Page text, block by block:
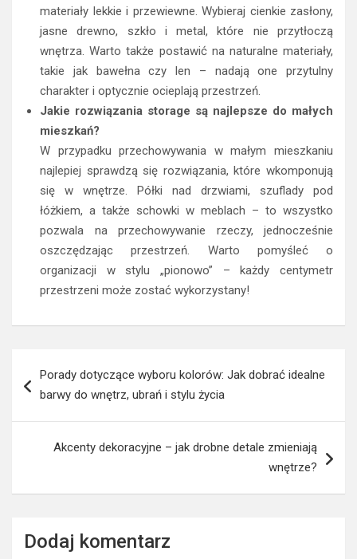
materiały lekkie i przewiewne. Wybieraj cienkie zasłony,
jasne drewno, szkło i metal, które nie przytłoczą
wnętrza. Warto także postawić na naturalne materiały,
takie jak bawełna czy len – nadają one przytulny
charakter i optycznie ocieplają przestrzeń.
Jakie rozwiązania storage są najlepsze do małych
mieszkań?
W przypadku przechowywania w małym mieszkaniu
najlepiej sprawdzą się rozwiązania, które wkomponują
się w wnętrze. Półki nad drzwiami, szuflady pod
łóżkiem, a także schowki w meblach – to wszystko
pozwala na przechowywanie rzeczy, jednocześnie
oszczędzając przestrzeń. Warto pomyśleć o
organizacji w stylu „pionowo” – każdy centymetr
przestrzeni może zostać wykorzystany!
wpisu
Porady dotyczące wyboru kolorów: Jak dobrać idealne
barwy do wnętrz, ubrań i stylu życia
Akcenty dekoracyjne – jak drobne detale zmieniają
wnętrze?
Dodaj komentarz